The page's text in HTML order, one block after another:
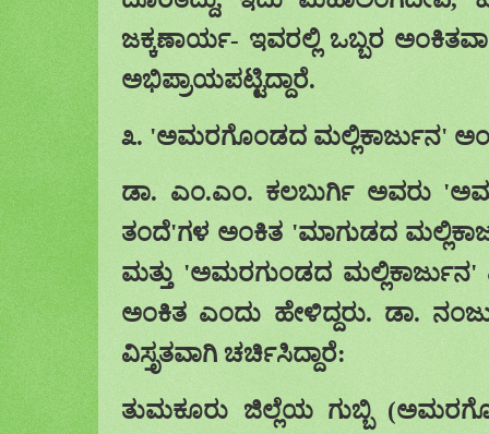
ಜಕ್ಕಣಾರ್ಯ- ಇವರಲ್ಲಿ ಒಬ್ಬರ
ಅಭಿಪ್ರಾಯಪಟ್ಟಿದ್ದಾರೆ.
೩. 'ಅಮರಗೊಂಡದ ಮಲ್ಲಿಕಾರ್ಜುನ'
ಡಾ. ಎಂ.ಎಂ. ಕಲಬುರ್ಗಿ ಅವರು '
ತಂದೆ'ಗಳ ಅಂಕಿತ 'ಮಾಗುಡದ
ಮತ್ತು 'ಅಮರಗುಂಡದ ಮಲ್ಲಿಕಾರ್ಜುನ'
ಅಂಕಿತ ಎಂದು ಹೇಳಿದ್ದರು. ಡಾ.
ವಿಸ್ತೃತವಾಗಿ ಚರ್ಚಿಸಿದ್ದಾರೆ:
ತುಮಕೂರು ಜಿಲ್ಲೆಯ ಗುಬ್ಬಿ